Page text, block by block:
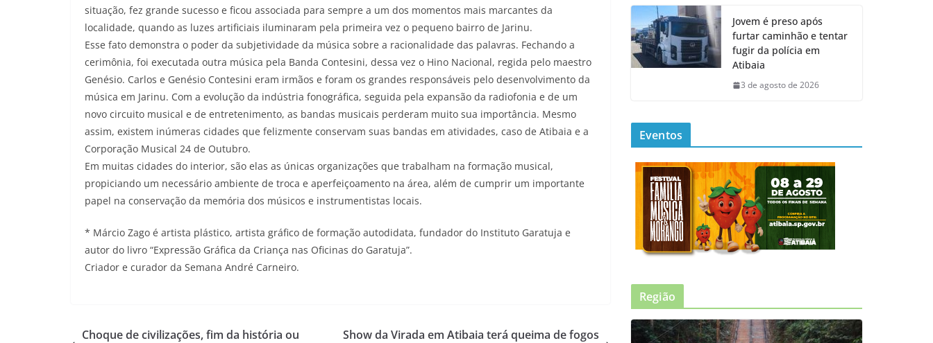
situação, fez grande sucesso e ficou associada para sempre a um dos momentos mais marcantes da
localidade, quando as luzes artificiais iluminaram pela primeira vez o pequeno bairro de Jarinu.
Esse fato demonstra o poder da subjetividade da música sobre a racionalidade das palavras. Fechando a
cerimônia, foi executada outra música pela Banda Contesini, dessa vez o Hino Nacional, regida pelo maestro
Genésio. Carlos e Genésio Contesini eram irmãos e foram os grandes responsáveis pelo desenvolvimento da
música em Jarinu. Com a evolução da indústria fonográfica, seguida pela expansão da radiofonia e de um
novo circuito musical e de entretenimento, as bandas musicais perderam muito sua importância. Mesmo
assim, existem inúmeras cidades que felizmente conservam suas bandas em atividades, caso de Atibaia e a
Corporação Musical 24 de Outubro.
Em muitas cidades do interior, são elas as únicas organizações que trabalham na formação musical,
propiciando um necessário ambiente de troca e aperfeiçoamento na área, além de cumprir um importante
papel na conservação da memória dos músicos e instrumentistas locais.
* Márcio Zago é artista plástico, artista gráfico de formação autodidata, fundador do Instituto Garatuja e
autor do livro “Expressão Gráfica da Criança nas Oficinas do Garatuja”.
Criador e curador da Semana André Carneiro.
Choque de civilizações, fim da história ou
Show da Virada em Atibaia terá queima de fogos
Jovem é preso após
furtar caminhão e tentar
fugir da polícia em
Atibaia
3 de agosto de 2026
Eventos
Região